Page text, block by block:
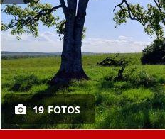
19 FOTOS